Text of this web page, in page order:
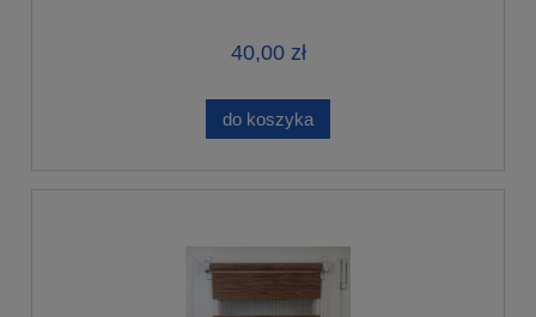
40,00 zł
do koszyka